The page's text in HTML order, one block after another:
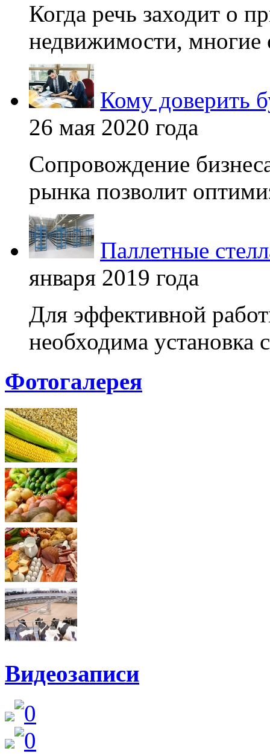
Когда речь заходит о
недвижимости,
Кому доверить
26 мая 2020 года
Сопровождение
рынка позволит
Паллетные
января 2019 года
Для эффективной
необходима установка
Фотогалерея
Видеозаписи